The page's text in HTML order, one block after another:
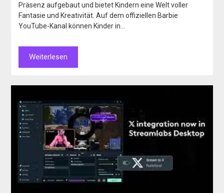
Präsenz aufgebaut und bietet Kindern eine Welt voller
Fantasie und Kreativität. Auf dem offiziellen Barbie
YouTube-Kanal können Kinder in…
Weiterlesen